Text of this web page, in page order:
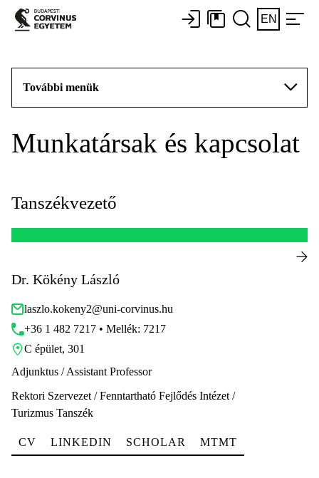
EN
További menük
Munkatársak és kapcsolat
Tanszékvezető
Dr. Kökény László
laszlo.kokeny2@uni-corvinus.hu
+36 1 482 7217 • Mellék: 7217
C épület, 301
Adjunktus / Assistant Professor
Rektori Szervezet / Fenntartható Fejlődés Intézet /
Turizmus Tanszék
CV LINKEDIN SCHOLAR MTMT